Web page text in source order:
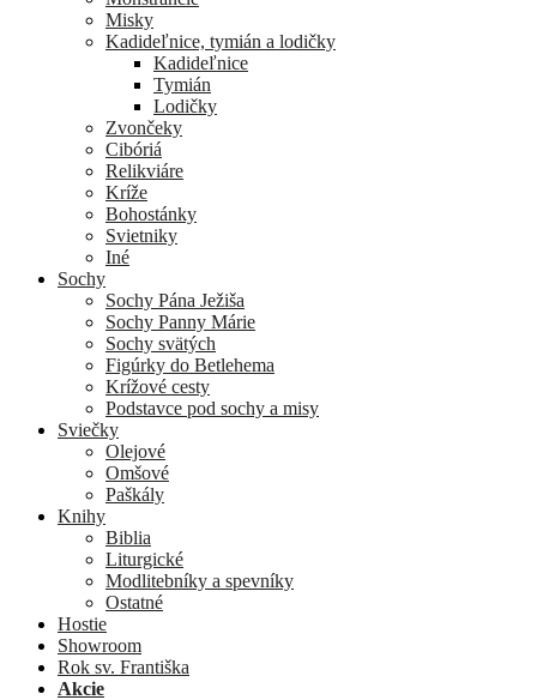
Misky
Kadideľnice, tymián a lodičky
Kadideľnice
Tymián
Lodičky
Zvončeky
Cibóriá
Relikviáre
Kríže
Bohostánky
Svietniky
Iné
Sochy
Sochy Pána Ježiša
Sochy Panny Márie
Sochy svätých
Figúrky do Betlehema
Krížové cesty
Podstavce pod sochy a misy
Sviečky
Olejové
Omšové
Paškály
Knihy
Biblia
Liturgické
Modlitebníky a spevníky
Ostatné
Hostie
Showroom
Rok sv. Františka
Akcie